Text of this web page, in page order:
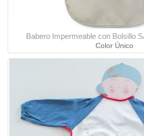
Babero Impermeable con Bolsillo
Color Único